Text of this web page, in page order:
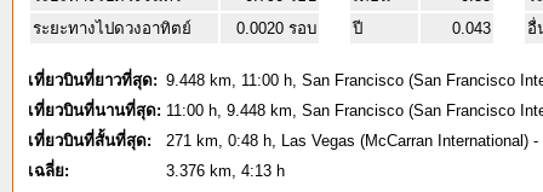
ระยะทางไปดวงอาทิตย์
0.0020 รอบ
ปี
0.043
อื่
เที่ยวบินที่ยาวที่สุด: 9.448 km, 11:00 h, San Francisco (San Francisco
เที่ยวบินที่นานที่สุด: 11:00 h, 9.448 km, San Francisco (San Francisco
เที่ยวบินที่สั้นที่สุด:
271 km, 0:48 h, Las Vegas (McCarran International)
เฉลี่ย:
3.376 km, 4:13 h